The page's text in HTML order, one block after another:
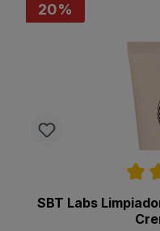
20%
Calificación
SBT Labs